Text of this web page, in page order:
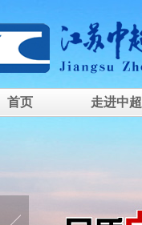
首页 走进中超